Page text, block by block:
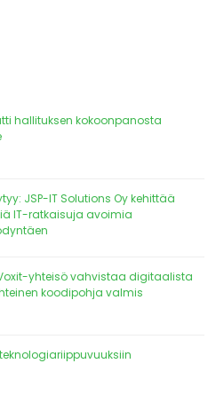
hallituksen kokoonpanosta
JSP-IT Solutions Oy kehittää
IT-ratkaisuja avoimia
yhteisö vahvistaa digitaalista
koodipohja valmis